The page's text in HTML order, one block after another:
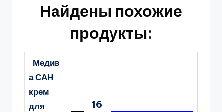
Найдены похожие
продукты:
Медив
а САН
крем
для
16